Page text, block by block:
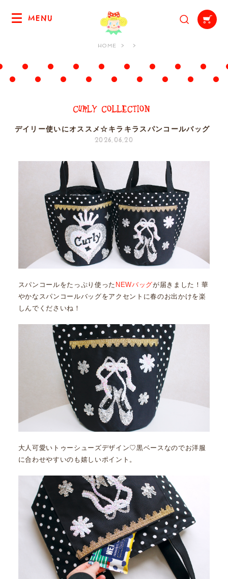
MENU
HOME
デイリー使いにオススメ☆キラキラスパンコールバッグ
2026.06.20
スパンコールをたっぷり使った NEWバッグが届きました！華
やかなスパンコールバッグをアクセントに春のお出かけを楽
しんでくださいね！
大人可愛いトゥーシューズデザイン♡黒ベースなのでお洋服
に合わせやすいのも嬉しいポイント。